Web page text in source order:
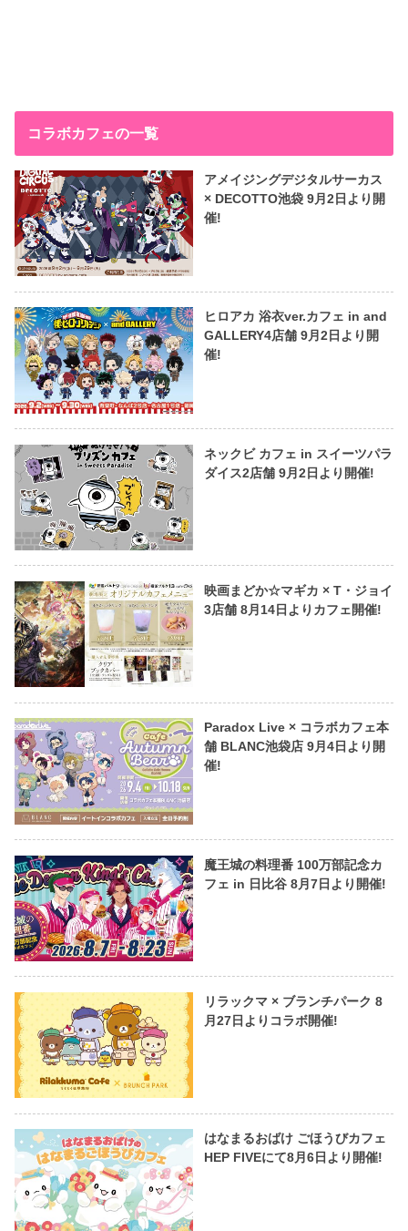
コラボカフェの一覧
アメイジングデジタルサーカス
× DECOTTO池袋 9月2日より開
催!
ヒロアカ 浴衣ver.カフェ in and
GALLERY4店舗 9月2日より開
催!
ネックビ カフェ in スイーツパラ
ダイス2店舗 9月2日より開催!
映画まどか☆マギカ × T・ジョイ
3店舗 8月14日よりカフェ開催!
Paradox Live × コラボカフェ本
舗 BLANC池袋店 9月4日より開
催!
魔王城の料理番 100万部記念カ
フェ in 日比谷 8月7日より開催!
リラックマ × ブランチパーク 8
月27日よりコラボ開催!
はなまるおばけ ごほうびカフェ
HEP FIVEにて8月6日より開催!